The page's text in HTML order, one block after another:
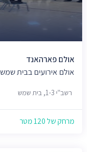
אולם פארהאנד
אולם אירועים בבית שמש
רשב"י 1-3, בית שמש
מרחק של 120 מטר